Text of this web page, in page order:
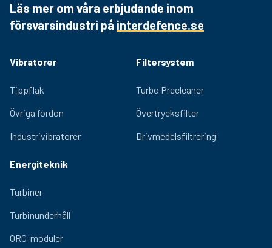
Läs mer om våra erbjudande inom
försvarsindustri på interdefence.se
Vibratorer
Tippflak
Övriga fordon
Industrivibratorer
Filtersystem
Turbo Precleaner
Övertrycksfilter
Drivmedelsfiltrering
Energiteknik
Turbiner
Turbinunderhåll
ORC-moduler